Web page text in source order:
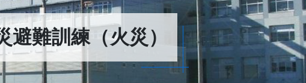
難訓練（火災）